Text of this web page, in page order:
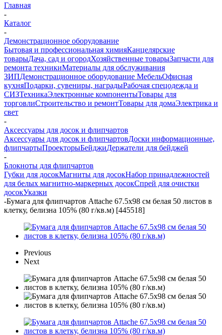
Главная
-
Каталог
-
Демонстрационное оборудование
Бытовая и профессиональная химияКанцелярские
товарыДача, сад и огородХозяйственные товарыЗапчасти для
ремонта техникиМатериалы для обслуживания
ЗИПДемонстрационное оборудование МебельОфисная
кухняПодарки, сувениры, наградыРабочая спецодежда и
СИЗТехникаЭлектронные компонентыТовары для
торговлиСтроительство и ремонтТовары для домаЭлектрика и
свет
-
Аксессуары для досок и флипчартов
Аксессуары для досок и флипчартовДоски информационные,
флипчартыПроекторыБейджиДержатели для бейджей
-
Блокноты для флипчартов
Губки для досокМагниты для досокНабор принадлежностей
для белых магнитно-маркерных досокСпрей для очистки
досокУказки
-Бумага для флипчартов Attache 67.5х98 см белая 50 листов в
клетку, белизна 105% (80 г/кв.м) [445518]
Previous
Next